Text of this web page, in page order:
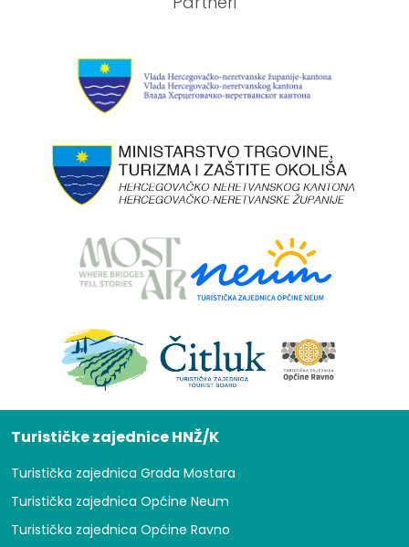
Turističke zajednice HNŽ/K
Turistička zajednica Grada Mostara
Turistička zajednica Općine Neum
Turistička zajednica Općine Ravno